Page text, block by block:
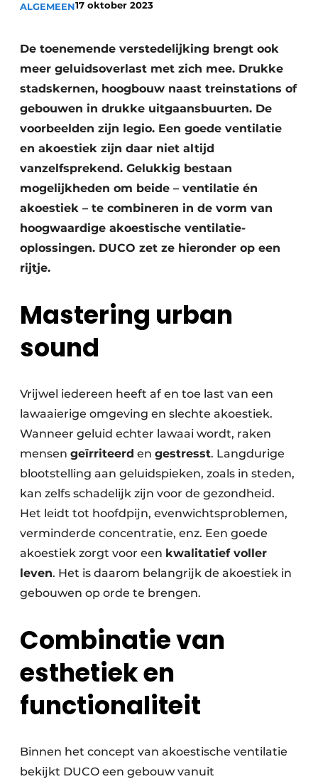
Vacature aanmelden
Vacatures
Video’s
ALGEMEEN17 oktober 2023
De toenemende verstedelijking brengt ook
meer geluidsoverlast met zich mee. Drukke
stadskernen, hoogbouw naast treinstations of
gebouwen in drukke uitgaansbuurten. De
voorbeelden zijn legio. Een goede ventilatie
en akoestiek zijn daar niet altijd
vanzelfsprekend. Gelukkig bestaan
mogelijkheden om beide – ventilatie én
akoestiek – te combineren in de vorm van
hoogwaardige akoestische ventilatie-
oplossingen. DUCO zet ze hieronder op een
rijtje.
Mastering urban
sound
Vrijwel iedereen heeft af en toe last van een
lawaaierige omgeving en slechte akoestiek.
Wanneer geluid echter lawaai wordt, raken
mensen geïrriteerd en gestresst. Langdurige
blootstelling aan geluidspieken, zoals in steden,
kan zelfs schadelijk zijn voor de gezondheid.
Het leidt tot hoofdpijn, evenwichtsproblemen,
verminderde concentratie, enz. Een goede
akoestiek zorgt voor een kwalitatief voller
leven. Het is daarom belangrijk de akoestiek in
gebouwen op orde te brengen.
Combinatie van
esthetiek en
functionaliteit
Binnen het concept van akoestische ventilatie
bekijkt DUCO een gebouw vanuit